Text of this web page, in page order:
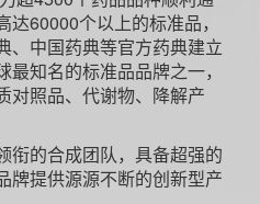
60000个以上的标准品，
、中国药典等官方药典建立
知名的标准品品牌之一，
对照品、代谢物、降解产
衔的合成团队，具备超强的
牌提供源源不断的创新型产